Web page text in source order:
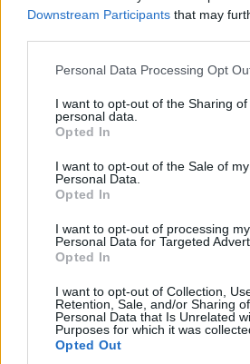
Downstream Participants that may
Personal Data Processing Opt
I want to opt-out of the Sharing of
personal data.
Opted In
I want to opt-out of the Sale of my
Personal Data.
Opted In
I want to opt-out of processing my
Personal Data for Targeted
Opted In
I want to opt-out of Collection,
Retention, Sale, and/or Sharing
Personal Data that Is Unrelated
Purposes for which it was
Opted Out
Fans Follower
LATEST POSTS
Montecchio
8 Agosto 2026
7 Agosto 2026
Paolo Gnutti
veneta nel mondo
Scledum film
6 Agosto 2026